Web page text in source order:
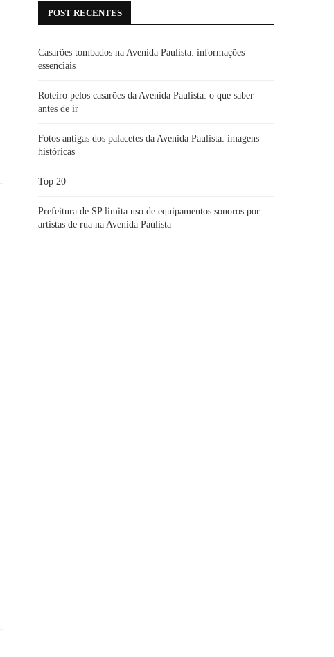
POST RECENTES
Casarões tombados na Avenida Paulista: informações
essenciais
Roteiro pelos casarões da Avenida Paulista: o que saber
antes de ir
Fotos antigas dos palacetes da Avenida Paulista: imagens
históricas
Top 20
Prefeitura de SP limita uso de equipamentos sonoros por
artistas de rua na Avenida Paulista